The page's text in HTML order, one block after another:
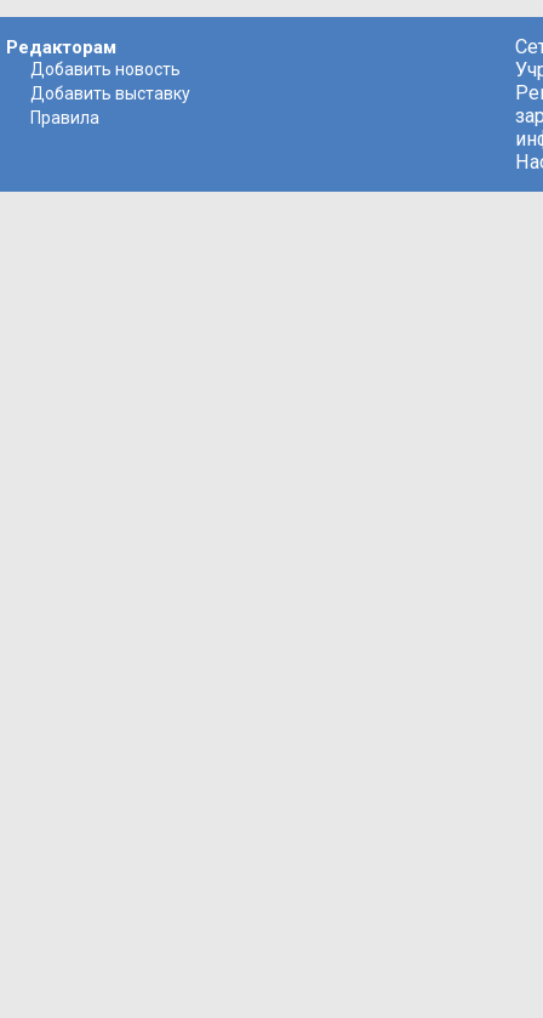
Редакторам
Добавить новость
Добавить выставку
Правила